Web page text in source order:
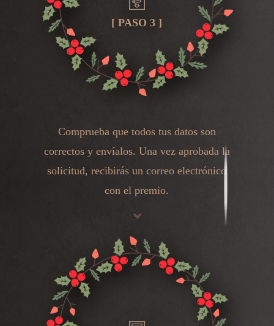
[ PASO 3 ]
Comprueba que todos tus datos son
correctos y envíalos. Una vez aprobada la
solicitud, recibirás un correo electrónico
con el premio.